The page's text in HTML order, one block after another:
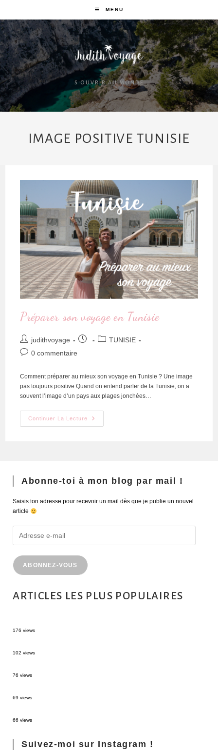
MENU
S'OUVRIR AU MONDE
IMAGE POSITIVE TUNISIE
Préparer son voyage en Tunisie
judithvoyage
TUNISIE
0 commentaire
Comment préparer au mieux son voyage en Tunisie ? Une image
pas toujours positive Quand on entend parler de la Tunisie, on a
souvent l’image d’un pays aux plages jonchées…
Continuer La Lecture
Abonne-toi à mon blog par mail !
Saisis ton adresse pour recevoir un mail dès que je publie un nouvel
article
ABONNEZ-VOUS
ARTICLES LES PLUS POPULAIRES
176 views
102 views
76 views
69 views
66 views
Suivez-moi sur Instagram !